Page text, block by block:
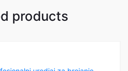
products